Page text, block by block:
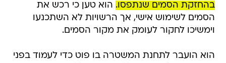
בהחזקת הסמים שנתפסו. הוא טען כי רכש את
הסמים לשימוש אישי, אך הרשויות לא השתכנעו
וימשיכו לחקור לעומק את מקור הסמים.
הוא הועבר לתחנת המשטרה בו פוט כדי לעמוד בפני